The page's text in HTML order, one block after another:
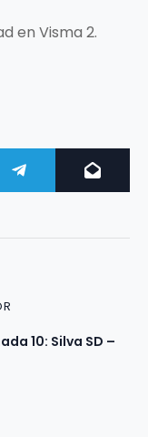
en Visma 2.
10: Silva SD –